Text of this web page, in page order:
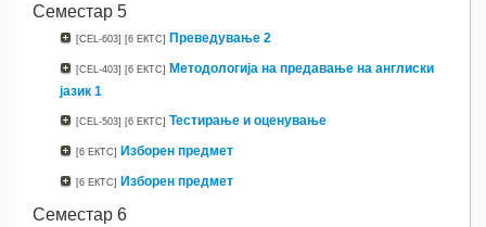
Семестар 5
[CEL-603] [6 ЕКТС] Преведување 2
[CEL-403] [6 ЕКТС]
Методологија на предавање на англиски
јазик 1
[CEL-503] [6 ЕКТС] Тестирање и оценување
[6 ЕКТС] Изборен предмет
[6 ЕКТС] Изборен предмет
Семестар 6